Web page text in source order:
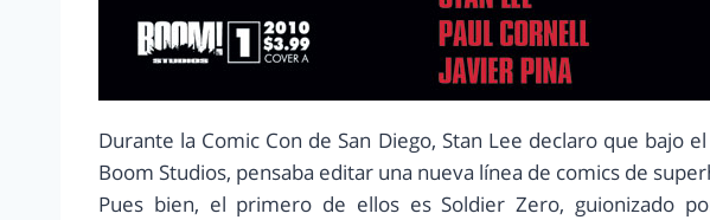
Durante la Comic Con de San Diego, Stan Lee declaro que bajo
Boom Studios, pensaba editar una nueva línea de comics de
Pues bien, el primero de ellos es Soldier Zero, guionizado